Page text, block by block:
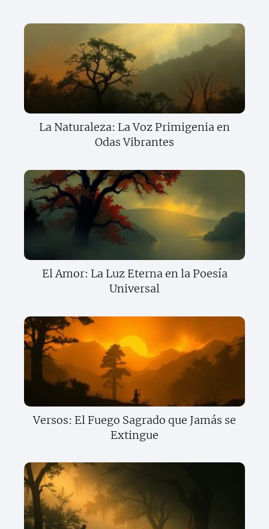
La Naturaleza: La Voz Primigenia en
Odas Vibrantes
El Amor: La Luz Eterna en la Poesía
Universal
Versos: El Fuego Sagrado que Jamás se
Extingue